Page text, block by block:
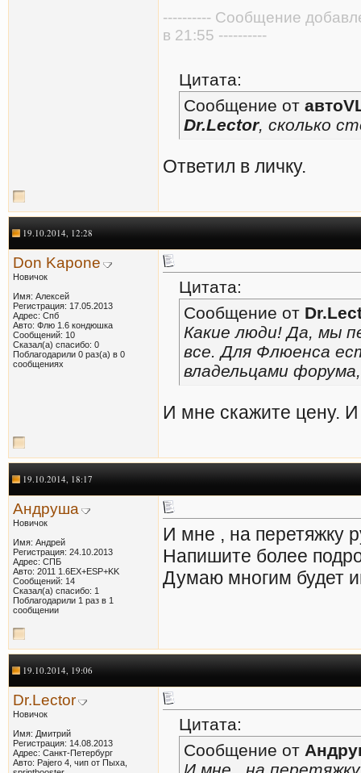
---------- Сообщение
в 21:55 ----------
Цитата:
Сообщение от
Dr.Lector, сколько
Ответил в личку.
19.10.2014, 12:28
Don Kapone
Новичок
Имя: Алексей
Регистрация: 17.05.2013
Адрес: Спб
Авто: Флю 1.6 кондюшка
Сообщений: 10
Сказал(а) спасибо: 0
Поблагодарили 0 раз(а) в 0
сообщениях
Цитата:
Сообщение от
Какие люди! Да, мы
все. Для Флюенса
владельцами
И мне скажите цену. И
19.10.2014, 18:17
Андруша
Новичок
Имя: Андрей
Регистрация: 24.10.2013
Адрес: СПБ
Авто: 2011 1.6EX+ESP+KK
Сообщений: 14
Сказал(а) спасибо: 1
Поблагодарили 1 раз в 1
сообщении
И мне , на перетяжку
Напишите более
Думаю многим будет
19.10.2014, 19:06
Dr.Lector
Новичок
Имя: Дмитрий
Регистрация: 14.08.2013
Адрес: Санкт-Петербург
Авто: Pajero 4, чип от Пыха,
Цитата:
Сообщение от
И мне , на